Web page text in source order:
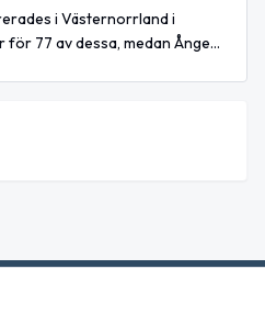
i Västernorrland i
för 77 av dessa, medan Ånge